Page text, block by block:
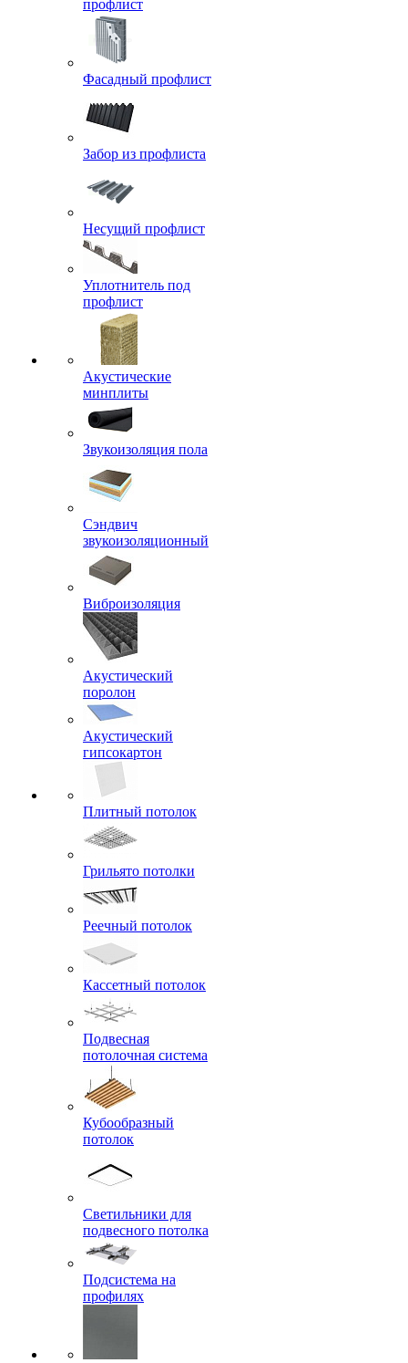
профлист
Фасадный профлист
Забор из профлиста
Несущий профлист
Уплотнитель под
профлист
Акустические
минплиты
Звукоизоляция пола
Сэндвич
звукоизоляционный
Виброизоляция
Акустический
поролон
Акустический
гипсокартон
Плитный потолок
Грильято потолки
Реечный потолок
Кассетный потолок
Подвесная
потолочная система
Кубообразный
потолок
Светильники для
подвесного потолка
Подсистема на
профилях